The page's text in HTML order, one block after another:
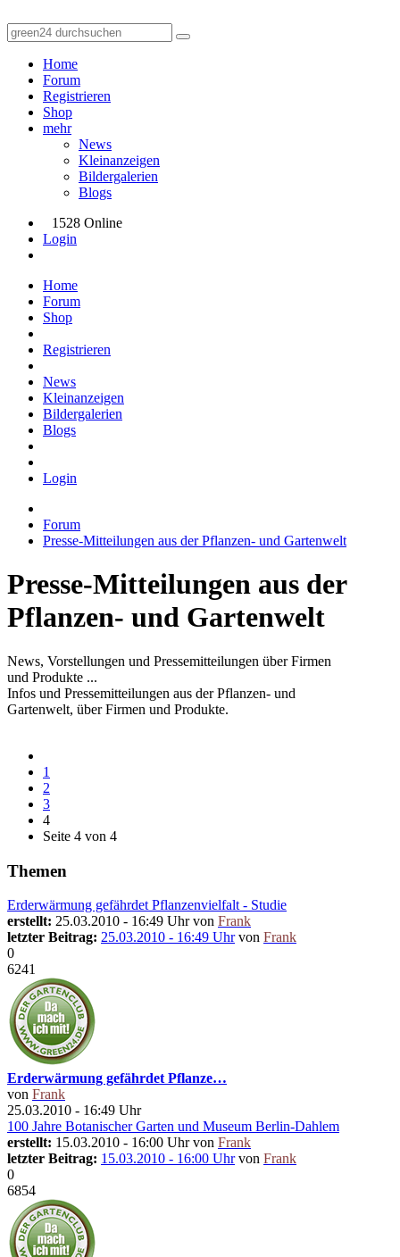
Home
Forum
Registrieren
Shop
mehr
News
Kleinanzeigen
Bildergalerien
Blogs
1528 Online
Login
Home
Forum
Shop
Registrieren
News
Kleinanzeigen
Bildergalerien
Blogs
Login
Forum
Presse-Mitteilungen aus der Pflanzen- und Gartenwelt
Presse-Mitteilungen aus der
Pflanzen- und Gartenwelt
News, Vorstellungen und Pressemitteilungen über Firmen
und Produkte ...
Infos und Pressemitteilungen aus der Pflanzen- und
Gartenwelt, über Firmen und Produkte.
1
2
3
4
Seite 4 von 4
Themen
Erderwärmung gefährdet Pflanzenvielfalt - Studie
erstellt: 25.03.2010 - 16:49 Uhr von Frank
letzter Beitrag: 25.03.2010 - 16:49 Uhrvon Frank
0
6241
Erderwärmung gefährdet Pflanze…
von Frank
25.03.2010 - 16:49 Uhr
100 Jahre Botanischer Garten und Museum Berlin-Dahlem
erstellt: 15.03.2010 - 16:00 Uhr von Frank
letzter Beitrag: 15.03.2010 - 16:00 Uhrvon Frank
0
6854